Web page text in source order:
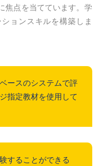
焦点を当てています。学
ョンスキルを構築しま
ースのシステムで評
指定教材を使用して
することができる